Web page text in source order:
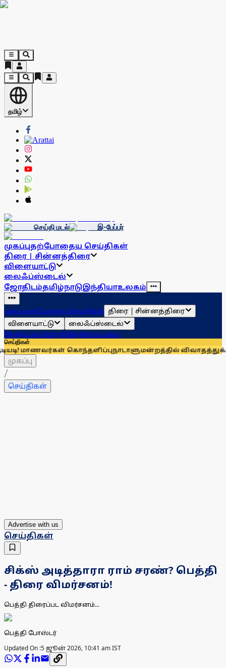
தமிழ்
செய்தி மடல் இ-பேப்பர்
முகப்புதற்போதைய செய்திகள்
திரை | சின்னத்திரை
விளையாட்டு
லைஃப்ஸ்டைல்
ஜோதிடம்தமிழ்நாடுஇந்தியாஉலகம்
முகப்புதற்போதைய செய்திகள் திரை | சின்னத்திரை
விளையாட்டு
லைஃப்ஸ்டைல்
ஜோதிடம்தமிழ்நாடுஇந்தியாஉலகம்
செய்திகள்
கொந்தளிப்புநாடாளுமன்றத்தில் விவாதத்துக்கு வந்தால்
முகப்பு
/
செய்திகள்
Advertise with us
செய்திகள்
சிக்ஸ் அடித்தாரா ராம் சரண்? பெத்தி
- திரை விமர்சனம்!
பெத்தி திரைப்பட விமர்சனம்...
பெத்தி போஸ்டர்
Updated On :5 ஜூன் 2026, 10:41 am IST